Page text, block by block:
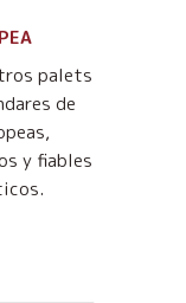
palets
de
y fiables